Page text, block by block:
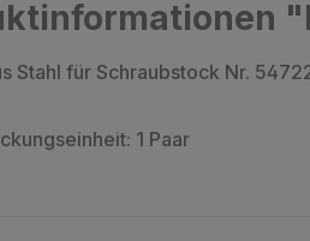
Stahl für Schraubstock Nr.
1 Paar